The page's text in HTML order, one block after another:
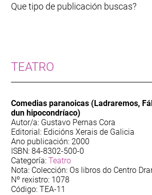
Notas
Que tipo de publicación buscas?
Deportes13
Dicionario314
Etnografía67
Galiza-Portugal38
Guía123
TEATRO
Comedias paranoicas (Ladraremos,
dun hipocondríaco)
Autor/a: Gustavo Pernas Cora
Editorial: Edicións Xerais de Galicia
Ano publicación: 2000
ISBN: 84-8302-500-0
Categoría:Teatro
Nota: Colección: Os libros do Centro
Nº rexistro: 1078
Código: TEA-11